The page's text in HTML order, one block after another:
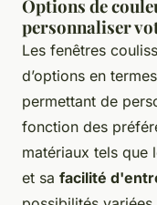
Options de
personnaliser
Les fenêtres
d’options en
permettant de
fonction des
matériaux tels que
et sa facilité